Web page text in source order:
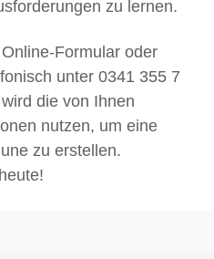
zu lernen.
Formular oder
unter 0341 355 7
die von Ihnen
nutzen, um eine
zu erstellen.